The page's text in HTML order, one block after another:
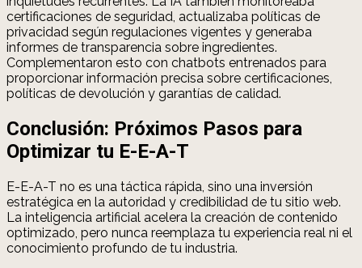
certificaciones de seguridad, actualizaba políticas de
privacidad según regulaciones vigentes y generaba
informes de transparencia sobre ingredientes.
Complementaron esto con chatbots entrenados para
proporcionar información precisa sobre certificaciones,
políticas de devolución y garantías de calidad.
Conclusión: Próximos Pasos para
Optimizar tu E-E-A-T
E-E-A-T no es una táctica rápida, sino una inversión
estratégica en la autoridad y credibilidad de tu sitio web.
La inteligencia artificial acelera la creación de contenido
optimizado, pero nunca reemplaza tu experiencia real ni el
conocimiento profundo de tu industria.